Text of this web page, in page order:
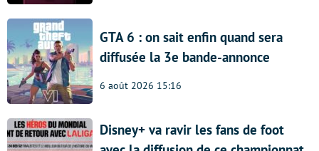
GTA 6 : on sait enfin quand sera
diffusée la 3e bande-annonce
6 août 2026 15:16
Disney+ va ravir les fans de foot